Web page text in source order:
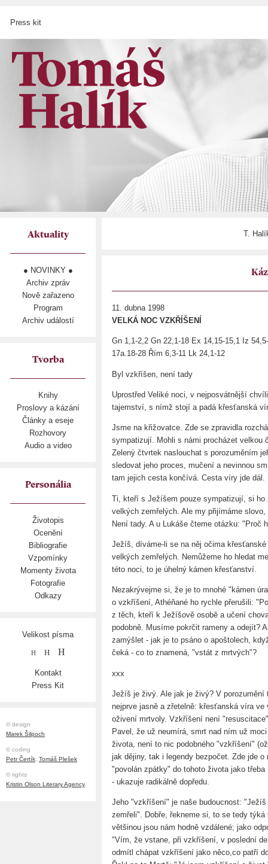
Press kit
Aktuality
● NOVINKY ●
Archiv zpráv
Nově zařazeno
Program
Archiv událostí
Tvorba
Knihy
Proslovy a kázání
Články a eseje
Rozhovory
Audio a video
Personália
Životopis
Ocenění
Bibliografie
Vzpomínky
Momenty života
Fotografie
Odkazy
Velikost písma
H H H
Kontakt
Press Kit
© design
Marek Šilpoch
© coding
Petr Čertík, Tomáš Plešek
© rights
Kristin Olson Literary Agency
T.
11. dubna 1998
VELKÁ NOC VZKŘÍŠENÍ
Gn 1,1-2,2 Gn 22,1-18 Ex 14,15-15,1 Iz
17a.18-28 Řím 6,3-11 Lk 24,1-12
Byl vzkříšen, není tady
Uprostřed Veliké noci, v nejposvátnější
tajemství, s nímž stojí a padá křesťanská
Jsme na křižovatce. Zde se zpravidla
sympatizují. Mohli s námi procházet velkou
Zelený čtvrtek naslouchat s porozuměním
sledovat jeho proces, mučení a nevinnou
tam jejich cesta končívá. Cesta víry jde dál.
Ti, kteří s Ježíšem pouze sympatizují, si ho
velkých zemřelých. Ale my přijímáme
Není tady. A u Lukáše čteme otázku: "Proč
Ježíš, díváme-li se na něj očima
velkých zemřelých. Nemůžeme ho hledat
této noci, to je úhelný kámen křesťanství.
Nezakrývejme si, že je to mnohé "kámen
o vzkříšení, Athéňané ho rychle přerušili:
z těch, kteří k Ježíšově osobě a učení
podobně. Musíme pokrčit rameny a odejít?
zamýšlet - jak je to psáno o apoštolech,
čeká - co to znamená, "vstát z mrtvých"?
xxx
Ježíš je živý. Ale jak je živý? V
nejprve jasně a zřetelně: křesťanská víra
oživení mrtvoly. Vzkříšení není
Pavel, že už neumírá, smrt nad ním už
života, není to nic podobného "vzkříšení"
jak dějiny, tak i legendy bezpočet. Zde jde
"povolán zpátky" do tohoto života jako
- ukazuje radikálně dopředu.
Jeho "vzkříšení" je naše budoucnost:
zemřeli". Dobře, řekneme si, to se tedy
většinou jsou nám hodně vzdálené; jako
"Vím, že vstane, při vzkříšení, v poslední
odmítl chápat vzkříšení jako něco,co patří